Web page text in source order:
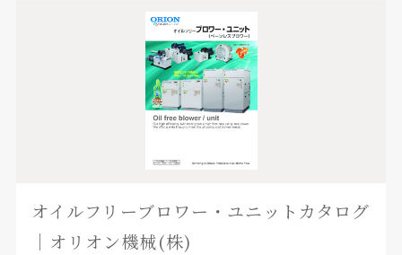
オイルフリーブロワー・ユニットカタログ
｜オリオン機械(株)